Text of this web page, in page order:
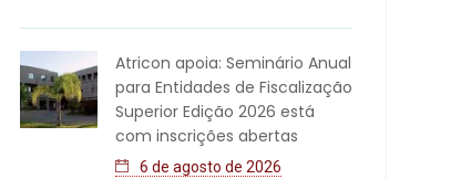
Atricon apoia: Seminário Anual
para Entidades de Fiscalização
Superior Edição 2026 está
com inscrições abertas
6 de agosto de 2026